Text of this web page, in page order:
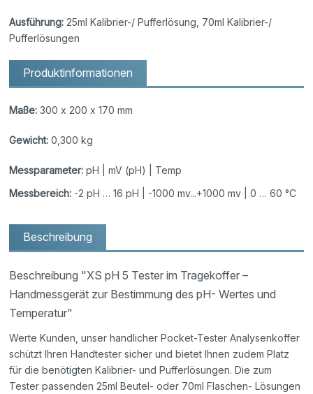
Ausführung: 25ml Kalibrier-/ Pufferlösung, 70ml Kalibrier-/
Pufferlösungen
Produktinformationen
Maße: 300 x 200 x 170 mm
Gewicht: 0,300 kg
Messparameter: pH | mV (pH) | Temp
Messbereich: -2 pH … 16 pH | -1000 mv...+1000 mv | 0 … 60 °C
Beschreibung
Beschreibung "XS pH 5 Tester im Tragekoffer –
Handmessgerät zur Bestimmung des pH- Wertes und
Temperatur"
Werte Kunden, unser handlicher Pocket-Tester Analysenkoffer
schützt Ihren Handtester sicher und bietet Ihnen zudem Platz
für die benötigten Kalibrier- und Pufferlösungen. Die zum
Tester passenden 25ml Beutel- oder 70ml Flaschen- Lösungen